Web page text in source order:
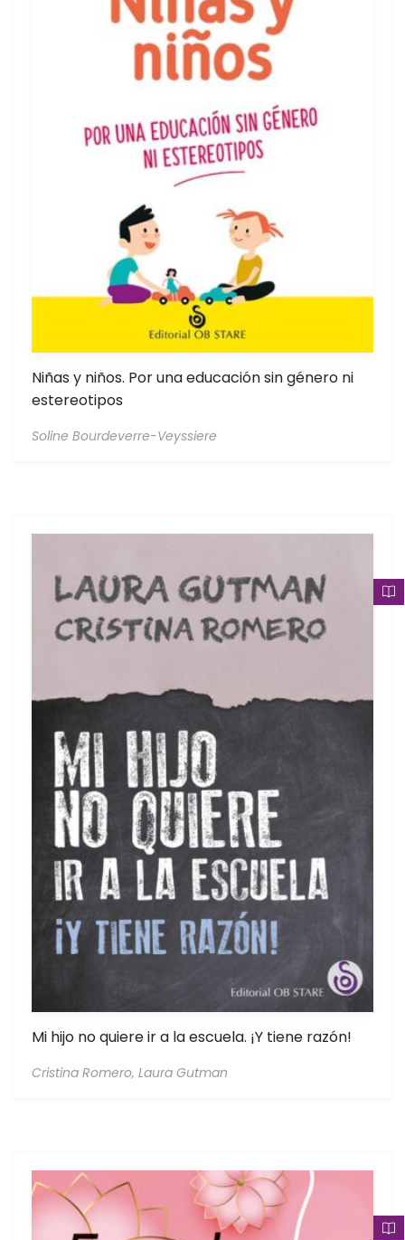
Niñas y niños. Por una educación sin género ni
estereotipos
Soline Bourdeverre-Veyssiere
Mi hijo no quiere ir a la escuela. ¡Y tiene razón!
Cristina Romero, Laura Gutman